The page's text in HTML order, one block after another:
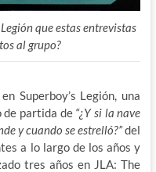
que estas entrevistas
al grupo?
Superboy’s Legión, una
de partida de “¿Y si la nave
y cuando se estrelló?”del
a lo largo de los años y
tres años en JLA: The